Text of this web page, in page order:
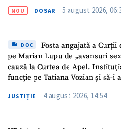
NOU DOSAR 5 august 2026,
DOC
Fosta angajată a Curții
pe Marian Lupu de „avansuri
cauză la Curtea de Apel.
funcție pe Tatiana Vozian și să-i
JUSTIȚIE 4 august 2026, 14:54